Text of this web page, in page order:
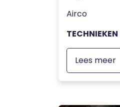
Airco
TECHNIEKEN
Lees meer